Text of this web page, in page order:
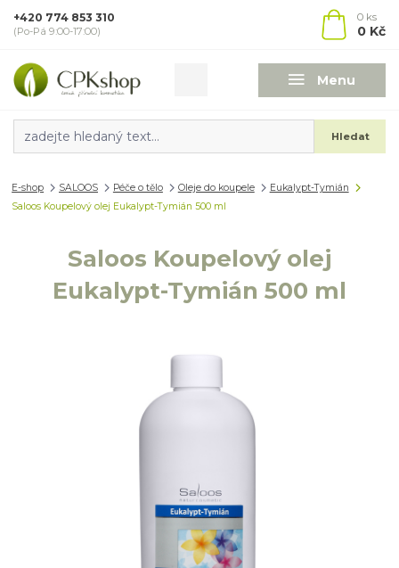
Menu
Hledat
+420 774 853 310
(Po-Pá 9:00-17:00)
0 ks
0 Kč
E-shop SALOOS Péče o tělo Oleje do koupele
Eukalypt-Tymián
Saloos Koupelový olej Eukalypt-Tymián 500 ml
Saloos Koupelový olej
Eukalypt-Tymián 500 ml